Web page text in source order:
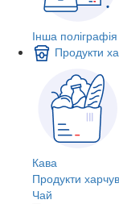
Інша
Продукти
Кава
Продукти
Чай